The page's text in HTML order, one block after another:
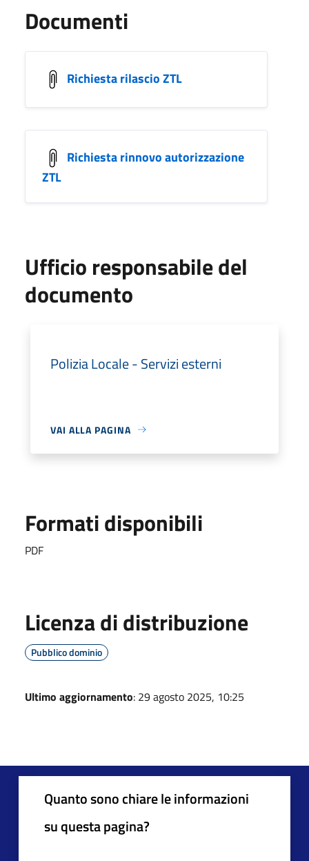
Documenti
Richiesta rilascio ZTL
Richiesta rinnovo autorizzazione
ZTL
Ufficio responsabile del
documento
Polizia Locale - Servizi esterni
VAI ALLA PAGINA
Formati disponibili
PDF
Licenza di distribuzione
Pubblico dominio
Ultimo aggiornamento: 29 agosto 2025, 10:25
Quanto sono chiare le informazioni
su questa pagina?